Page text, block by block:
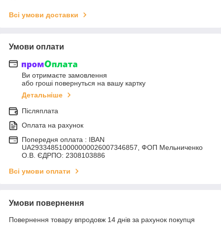
Всі умови доставки
Умови оплати
Ви отримаєте замовлення
або гроші повернуться на вашу картку
Детальніше
Післяплата
Оплата на рахунок
Попередня оплата : IBAN
UA293348510000000026007346857, ФОП Мельниченко
О.В. ЄДРПО: 2308103886
Всі умови оплати
Умови повернення
Повернення товару впродовж 14 днів за рахунок покупця